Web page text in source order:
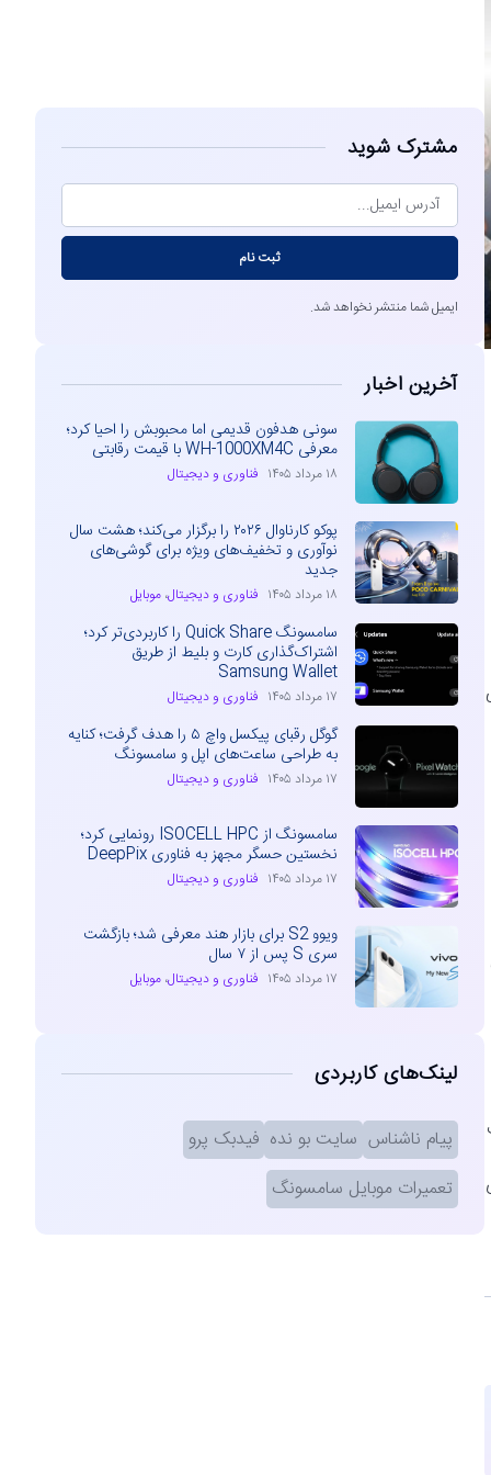
مشترک شوید
ثبت نام
ایمیل شما منتشر نخواهد شد.
آخرین اخبار
سونی هدفون قدیمی اما محبوبش را احیا کرد؛
معرفی WH-1000XM4C با قیمت رقابتی
۱۸ مرداد ۱۴۰۵ فناوری و دیجیتال
پوکو کارناوال ۲۰۲۶ را برگزار می‌کند؛ هشت سال
نوآوری و تخفیف‌های ویژه برای گوشی‌های
جدید
۱۸ مرداد ۱۴۰۵ فناوری و دیجیتال،موبایل
سامسونگ Quick Share را کاربردی‌تر کرد؛
اشتراک‌گذاری کارت و بلیط از طریق
Samsung Wallet
۱۷ مرداد ۱۴۰۵ فناوری و دیجیتال
گوگل رقبای پیکسل واچ ۵ را هدف گرفت؛ کنایه
به طراحی ساعت‌های اپل و سامسونگ
۱۷ مرداد ۱۴۰۵ فناوری و دیجیتال
سامسونگ از ISOCELL HPC رونمایی کرد؛
نخستین حسگر مجهز به فناوری DeepPix
۱۷ مرداد ۱۴۰۵ فناوری و دیجیتال
ویوو S2 برای بازار هند معرفی شد؛ بازگشت
سری S پس از ۷ سال
۱۷ مرداد ۱۴۰۵ فناوری و دیجیتال،موبایل
لینک‌های کاربردی
پیام ناشناس سایت بو نده فیدبک پرو
تعمیرات موبایل سامسونگ